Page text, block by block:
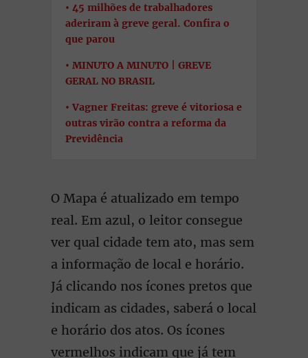
45 milhões de trabalhadores
aderiram à greve geral. Confira o
que parou
MINUTO A MINUTO | GREVE
GERAL NO BRASIL
Vagner Freitas: greve é vitoriosa e
outras virão contra a reforma da
Previdência
O Mapa é atualizado em tempo
real. Em azul, o leitor consegue
ver qual cidade tem ato, mas sem
a informação de local e horário.
Já clicando nos ícones pretos que
indicam as cidades, saberá o local
e horário dos atos. Os ícones
vermelhos indicam que já tem